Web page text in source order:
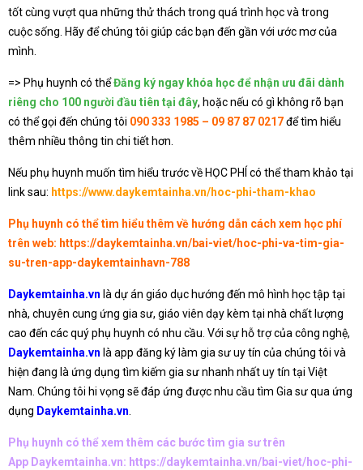
tốt cùng vượt qua những thử thách trong quá trình học và trong
cuộc sống. Hãy để chúng tôi giúp các bạn đến gần với ước mơ của
mình.
=> Phụ huynh có thểĐăng ký ngay khóa học để nhận ưu đãi dành
riêng cho 100 người đầu tiên tại đây, hoặc nếu có gì không rõ bạn
có thể gọi đến chúng tôi 090 333 1985 – 09 87 87 0217để tìm hiểu
thêm nhiều thông tin chi tiết hơn.
Nếu phụ huynh muốn tìm hiểu trước về HỌC PHÍ có thể tham khảo tại
link sau: https://www.daykemtainha.vn/hoc-phi-tham-khao
Phụ huynh có thể tìm hiểu thêm về hướng dẫn cách xem học phí
trên web: https://daykemtainha.vn/bai-viet/hoc-phi-va-tim-gia-
su-tren-app-daykemtainhavn-788
Daykemtainha.vn là dự án giáo dục hướng đến mô hình học tập tại
nhà, chuyên cung ứng gia sư, giáo viên dạy kèm tại nhà chất lượng
cao đến các quý phụ huynh có nhu cầu. Với sự hỗ trợ của công nghệ,
Daykemtainha.vn là app đăng ký làm gia sư uy tín của chúng tôi và
hiện đang là ứng dụng tìm kiếm gia sư nhanh nhất uy tín tại Việt
Nam. Chúng tôi hi vọng sẽ đáp ứng được nhu cầu tìm Gia sư qua ứng
dụng Daykemtainha.vn
Phụ huynh có thể xem thêm các bước tìm gia sư trên
App Daykemtainha.vn: https://daykemtainha.vn/bai-viet/hoc-phi-